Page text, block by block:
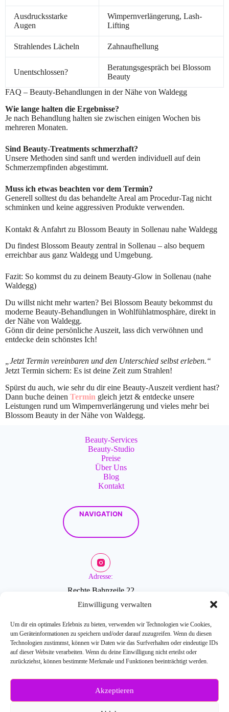
Einwilligung verwalten
Um dir ein optimales Erlebnis zu bieten, verwenden wir Technologien wie Cookies,
um Geräteinformationen zu speichern und/oder darauf zuzugreifen. Wenn du diesen
Technologien zustimmst, können wir Daten wie das Surfverhalten oder eindeutige IDs
auf dieser Website verarbeiten. Wenn du deine Einwilligung nicht erteilst oder
zurückziehst, können bestimmte Merkmale und Funktionen beeinträchtigt werden.
Akzeptieren
Ausdrucksstarke
Augen
Wimpernverlängerung, Lash-
Lifting
Strahlendes Lächeln Zahnaufhellung
Unentschlossen?
Beratungsgespräch bei Blossom
Beauty
FAQ – Beauty-Behandlungen in der Nähe von Waldegg
Wie lange halten die Ergebnisse?
Je nach Behandlung halten sie zwischen einigen Wochen bis
mehreren Monaten.
Sind Beauty-Treatments schmerzhaft?
Unsere Methoden sind sanft und werden individuell auf dein
Schmerzempfinden abgestimmt.
Muss ich etwas beachten vor dem Termin?
Generell solltest du das behandelte Areal am Procedur-Tag nicht
schminken und keine aggressiven Produkte verwenden.
Kontakt & Anfahrt zu Blossom Beauty in Sollenau nahe Waldegg
Du findest Blossom Beauty zentral in Sollenau – also bequem
erreichbar aus ganz Waldegg und Umgebung.
Fazit: So kommst du zu deinem Beauty-Glow in Sollenau (nahe
Waldegg)
Du willst nicht mehr warten? Bei Blossom Beauty bekommst du
moderne Beauty-Behandlungen in Wohlfühlatmosphäre, direkt in
der Nähe von Waldegg.
Gönn dir deine persönliche Auszeit, lass dich verwöhnen und
entdecke dein schönstes Ich!
„Jetzt Termin vereinbaren und den Unterschied selbst erleben.“
Jetzt Termin sichern: Es ist deine Zeit zum Strahlen!
Spürst du auch, wie sehr du dir eine Beauty-Auszeit verdient hast?
Dann buche deinen Termin gleich jetzt & entdecke unsere
Leistungen rund um Wimpernverlängerung und vieles mehr bei
Blossom Beauty in der Nähe von Waldegg.
Beauty-Services
Beauty-Studio
Preise
Über Uns
Blog
Kontakt
NAVIGATION
Adresse:
Rechte Bahnzeile 22
2601 Sollenau
Öffnungszeiten:
Weitere Fragen?